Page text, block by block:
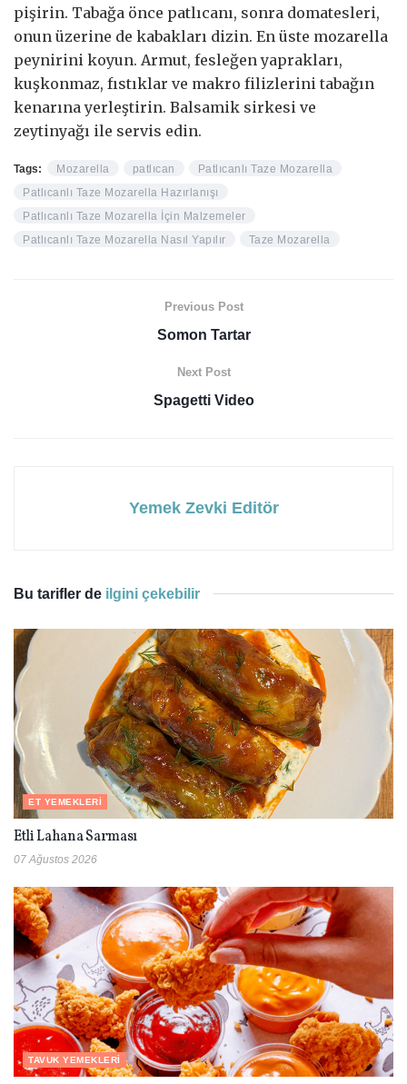
pişirin. Tabağa önce patlıcanı, sonra domatesleri,
onun üzerine de kabakları dizin. En üste mozarella
peynirini koyun. Armut, fesleğen yaprakları,
kuşkonmaz, fıstıklar ve makro filizlerini tabağın
kenarına yerleştirin. Balsamik sirkesi ve
zeytinyağı ile servis edin.
Tags: Mozarella patlıcan
Patlıcanlı Taze Mozarella
Patlıcanlı Taze Mozarella Hazırlanışı
Patlıcanlı Taze Mozarella İçin Malzemeler
Patlıcanlı Taze Mozarella Nasıl Yapılır
Taze Mozarella
Previous Post
Somon Tartar
Next Post
Spagetti Video
Yemek Zevki Editör
Bu tarifler de ilgini çekebilir
ET YEMEKLERI
Etli Lahana Sarması
07 Ağustos 2026
TAVUK YEMEKLERI